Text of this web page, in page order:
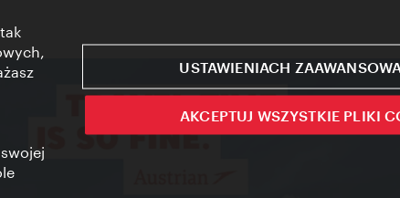
USTAWIENIACH
AKCEPTUJ WSZYSTKIE PLIKI